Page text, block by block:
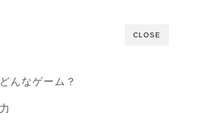
CLOSE
んなゲーム？